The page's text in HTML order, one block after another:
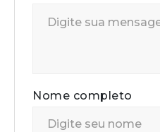
Nome completo